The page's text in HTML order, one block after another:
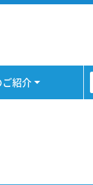
紹介